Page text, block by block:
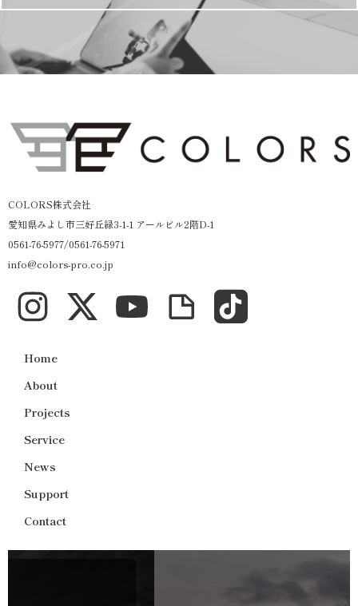
COLORS株式会社
愛知県みよし市三好丘緑3-1-1 アールビル2階D-1
0561-76-5977/0561-76-5971
info@colors-pro.co.jp
Home
About
Projects
Service
News
Support
Contact